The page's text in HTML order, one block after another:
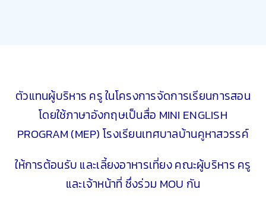
ตัวแทนผู้บริหาร ครู ในโครงการจัดการเรียนการสอน
โดยใช้ภาษาอังกฤษเป็นสื่อ MINI ENGLISH
PROGRAM (MEP) โรงเรียนเทศบาลบ้านคูหาสวรรค์
ให้การต้อนรับ และเลี้ยงอาหารเที่ยง คณะผู้บริหาร ครู
และเจ้าหน้าที่ ซึ่งร่วม MOU กัน